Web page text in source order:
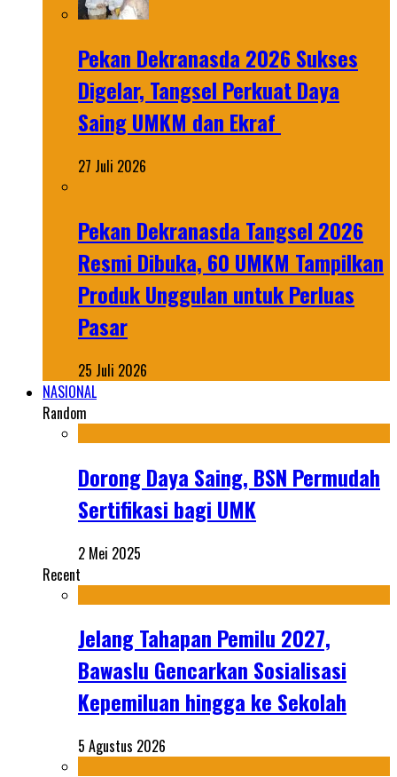
Pekan Dekranasda 2026 Sukses
Digelar, Tangsel Perkuat Daya
Saing UMKM dan Ekraf
27 Juli 2026
Pekan Dekranasda Tangsel 2026
Resmi Dibuka, 60 UMKM Tampilkan
Produk Unggulan untuk Perluas
Pasar
25 Juli 2026
NASIONAL
Random
Dorong Daya Saing, BSN Permudah
Sertifikasi bagi UMK
2 Mei 2025
Recent
Jelang Tahapan Pemilu 2027,
Bawaslu Gencarkan Sosialisasi
Kepemiluan hingga ke Sekolah
5 Agustus 2026